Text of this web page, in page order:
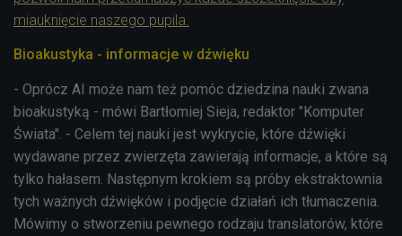
miauknięcie naszego pupila.
Bioakustyka - informacje w dźwięku
- Oprócz AI może nam też pomóc dziedzina nauki zwana
bioakustyką - mówi Bartłomiej Sieja, redaktor "Komputer
Świata". - Celem tej nauki jest wykrycie, które dźwięki
wydawane przez zwierzęta zawierają informacje, a które są
tylko hałasem. Następnym krokiem są próby ekstraktownia
tych ważnych dźwięków i podjęcie działań ich tłumaczenia.
Mówimy o stworzeniu pewnego rodzaju translatorów, które